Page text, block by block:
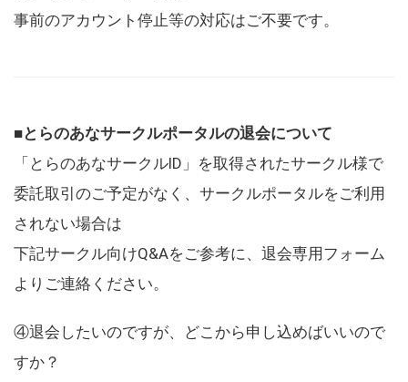
事前のアカウント停止等の対応はご不要です。
■とらのあなサークルポータルの退会について
「とらのあなサークルID」を取得されたサークル様で
委託取引のご予定がなく、サークルポータルをご利用
されない場合は
下記サークル向けQ&Aをご参考に、退会専用フォーム
よりご連絡ください。
④退会したいのですが、どこから申し込めばいいので
すか？